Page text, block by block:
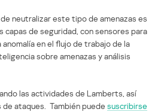
neutralizar este tipo de amenazas es
capas de seguridad, con sensores para
en el flujo de trabajo de la
sobre amenazas y análisis
las actividades de Lamberts, así
ataques. También puede suscribirse